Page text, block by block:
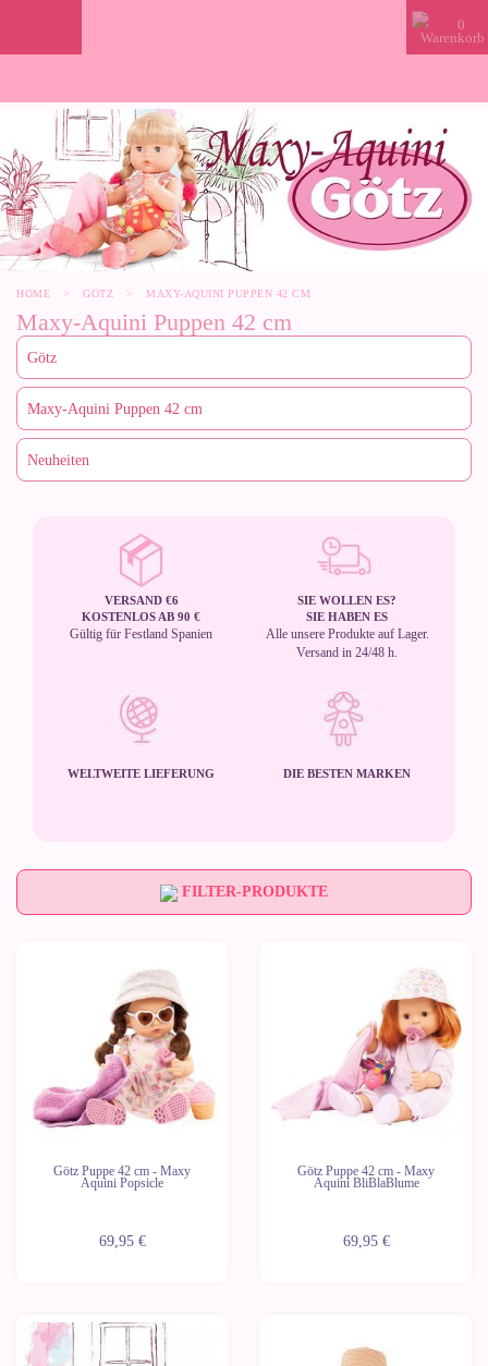
0
HOME > GÖTZ > MAXY-AQUINI PUPPEN 42 CM
Maxy-Aquini Puppen 42 cm
VERSAND €6
KOSTENLOS AB 90 €
Gültig für Festland Spanien
SIE WOLLEN ES?
SIE HABEN ES
Alle unsere Produkte auf Lager.
Versand in 24/48 h.
WELTWEITE LIEFERUNG DIE BESTEN MARKEN
FILTER-PRODUKTE
Götz Puppe 42 cm - Maxy
Aquini Popsicle
69,95 €
Götz Puppe 42 cm - Maxy
Aquini BliBlaBlume
69,95 €